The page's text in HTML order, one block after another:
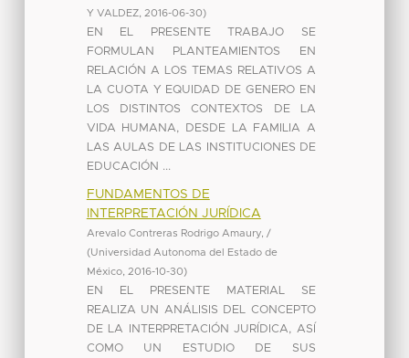
Y VALDEZ, 2016-06-30)
EN EL PRESENTE TRABAJO SE
FORMULAN PLANTEAMIENTOS EN
RELACIÓN A LOS TEMAS RELATIVOS A
LA CUOTA Y EQUIDAD DE GENERO EN
LOS DISTINTOS CONTEXTOS DE LA
VIDA HUMANA, DESDE LA FAMILIA A
LAS AULAS DE LAS INSTITUCIONES DE
EDUCACIÓN ...
FUNDAMENTOS DE
INTERPRETACIÓN JURÍDICA
Arevalo Contreras Rodrigo Amaury, /
(Universidad Autonoma del Estado de
México, 2016-10-30)
EN EL PRESENTE MATERIAL SE
REALIZA UN ANÁLISIS DEL CONCEPTO
DE LA INTERPRETACIÓN JURÍDICA, ASÍ
COMO UN ESTUDIO DE SUS